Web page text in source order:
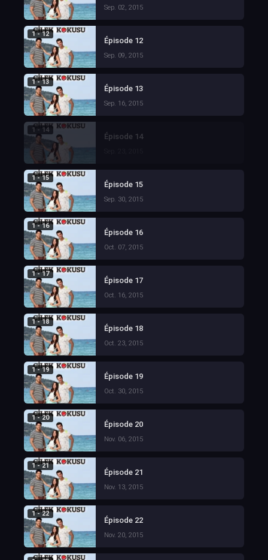
Sep. 02, 2015
1 - 12
Épisode 12
Sep. 09, 2015
1 - 13
Épisode 13
Sep. 16, 2015
1 - 14
Épisode 14
1 - 15
Épisode 15
Sep. 30, 2015
1 - 16
Épisode 16
Oct. 07, 2015
1 - 17
Épisode 17
Oct. 16, 2015
1 - 18
Épisode 18
Oct. 23, 2015
1 - 19
Épisode 19
Oct. 30, 2015
1 - 20
Épisode 20
Nov. 06, 2015
1 - 21
Épisode 21
Nov. 13, 2015
1 - 22
Épisode 22
Nov. 20, 2015